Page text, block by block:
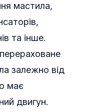
мастила,
та інше.
залежно від
має
двигун.